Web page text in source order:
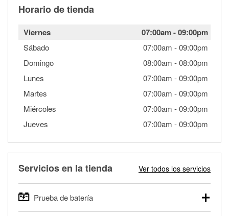
Horario de tienda
Viernes 07:00am-09:00pm
Sábado 07:00am -09:00pm
Domingo
08:00am -08:00pm
Lunes
07:00am -09:00pm
Martes
07:00am -09:00pm
Miércoles
07:00am -09:00pm
Jueves
07:00am -09:00pm
Servicios en la tienda Ver todos los servicios
Prueba de batería